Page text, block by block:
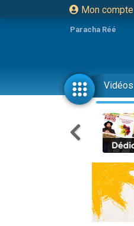
Mon compte
Paracha Réé
Vidéos